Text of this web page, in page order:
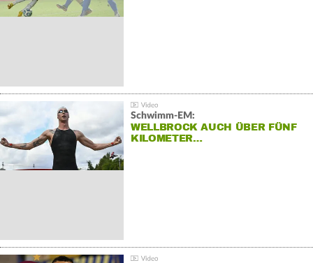
Schwimm-EM:
WELLBROCK AUCH ÜBER FÜNF
KILOMETER…